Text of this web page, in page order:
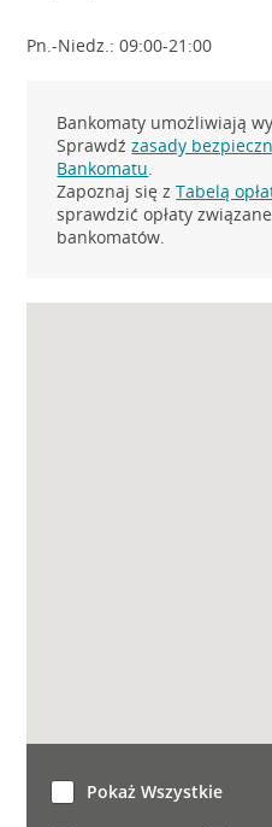
Pn.-Niedz.: 09:00-21:00
Bankomaty umożliwiają
Sprawdźzasady
Bankomatu.
Zapoznaj się zTabelą
sprawdzić opłaty
bankomatów.
Pokaż Wszystkie